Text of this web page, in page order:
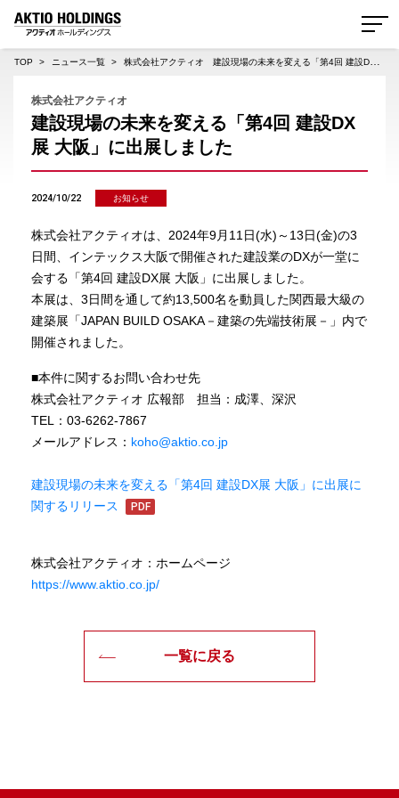
AKTIO HOLDINGS 株式会社アクティオホールディングス
TOP ニュース一覧 株式会社アクティオ 建設現場の未来を変える「第4回 建設DX展 大阪」に出展しました
株式会社アクティオ
建設現場の未来を変える「第4回 建設DX
展 大阪」に出展しました
2024/10/22 お知らせ
株式会社アクティオは、2024年9月11日(水)～13日(金)の3
日間、インテックス大阪で開催された建設業のDXが一堂に
会する「第4回 建設DX展 大阪」に出展しました。
本展は、3日間を通して約13,500名を動員した関西最大級の
建築展「JAPAN BUILD OSAKA－建築の先端技術展－」内で
開催されました。
■本件に関するお問い合わせ先
株式会社アクティオ 広報部 担当：成澤、深沢
TEL：03-6262-7867
メールアドレス： koho@aktio.co.jp
建設現場の未来を変える「第4回 建設DX展 大阪」に出展に
関するリリース
株式会社アクティオ：ホームページ
https://www.aktio.co.jp/
一覧に戻る